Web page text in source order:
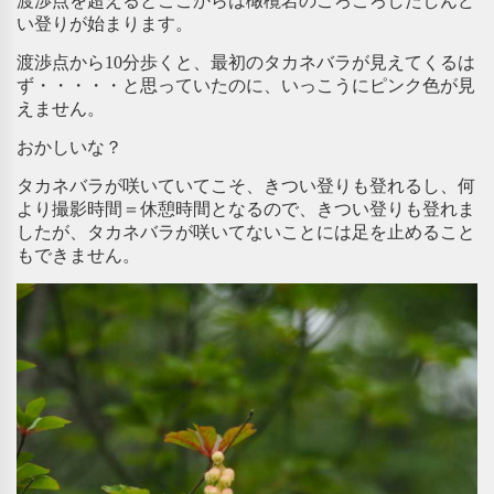
い登りが始まります。
渡渉点から10分歩くと、最初のタカネバラが見えてくるは
ず・・・・・と思っていたのに、いっこうにピンク色が見
えません。
おかしいな？
タカネバラが咲いていてこそ、きつい登りも登れるし、何
より撮影時間＝休憩時間となるので、きつい登りも登れま
したが、タカネバラが咲いてないことには足を止めること
もできません。